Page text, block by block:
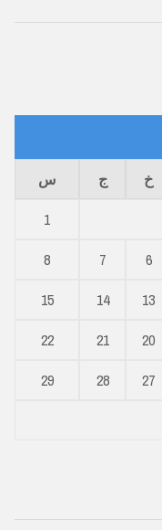
خ ج
س
1
6
7
8
13
14
15
20
21
22
27
28
29